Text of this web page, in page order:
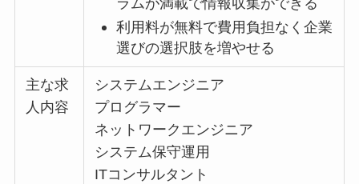
ラムが満載で情報収集ができる
利用料が無料で費用負担なく企業
選びの選択肢を増やせる
主な求
人内容
システムエンジニア
プログラマー
ネットワークエンジニア
システム保守運用
ITコンサルタント